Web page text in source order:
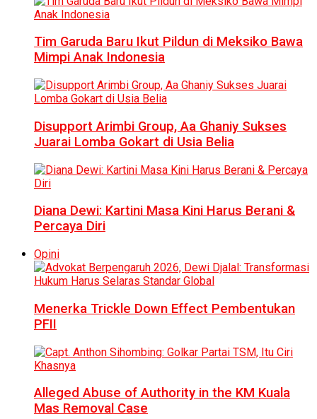
Tim Garuda Baru Ikut Pildun di Meksiko Bawa
Mimpi Anak Indonesia
Disupport Arimbi Group, Aa Ghaniy Sukses
Juarai Lomba Gokart di Usia Belia
Diana Dewi: Kartini Masa Kini Harus Berani &
Percaya Diri
Opini
Menerka Trickle Down Effect Pembentukan
PFII
Alleged Abuse of Authority in the KM Kuala
Mas Removal Case